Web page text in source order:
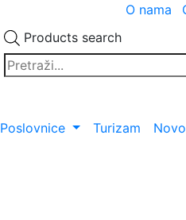
O nama
Products search
Poslovnice Turizam